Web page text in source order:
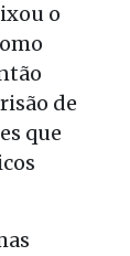
o
de
que